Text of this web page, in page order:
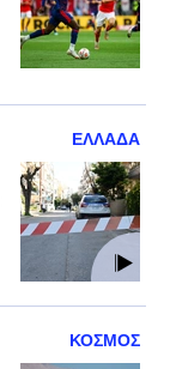
ΕΛΛΑΔΑ
ΚΟΣΜΟΣ